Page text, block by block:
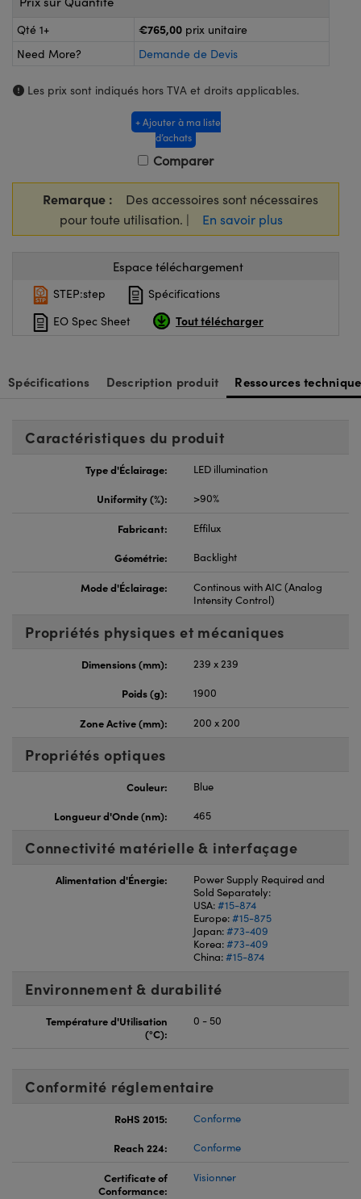
pour Caméras
Optiques Lightpath
Gratings™
Optiques de SCHOTT
Qté 1+ €765,00 prix unitaire
Need More?
Demande de Devis
Les prix sont indiqués hors TVA et droits applicables.
+ Ajouter à ma liste
d’achats
Comparer
Remarque :
Des accessoires sont nécessaires
pour toute utilisation. |
En savoir plus
Espace téléchargement
STEP:step
Spécifications
EO Spec Sheet
Tout télécharger
Spécifications Description produit Ressources
Caractéristiques du produit
Type d'Éclairage:
LED illumination
Uniformity (%):
>90%
Fabricant:
Effilux
Géométrie:
Backlight
Mode d'Éclairage:
Continous with AIC (Analog
Intensity Control)
Propriétés physiques et mécaniques
Dimensions (mm):
239 x 239
Poids (g):
1900
Zone Active (mm): 200 x 200
Propriétés optiques
Couleur:
Blue
Longueur d'Onde (nm):
465
Connectivité matérielle & interfaçage
Alimentation d'Énergie:
Power Supply Required and
Sold Separately:
USA:#15-874
Europe:#15-875
Japan:#73-409
Korea:#73-409
China:#15-874
Environnement & durabilité
Température d'Utilisation
(°C):
0 - 50
Conformité réglementaire
RoHS 2015:
Conforme
Reach 224:
Conforme
Certificate of
Conformance:
Visionner